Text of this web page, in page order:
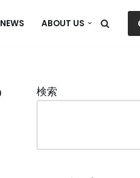
NEWS ABOUT US
検索